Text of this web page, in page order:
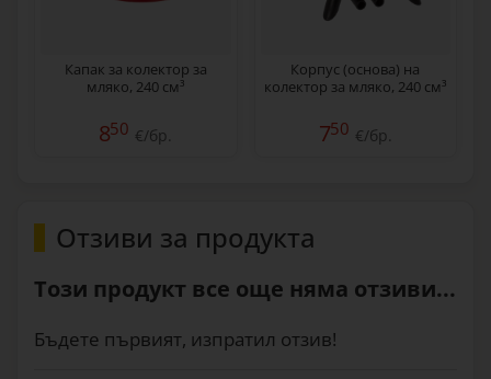
Капак за колектор за
мляко, 240 см³
850 €/бр.
Корпус (основа) на
колектор за мляко, 240 см³
750 €/бр.
Отзиви за продукта
Този продукт все още няма отзиви...
Бъдете първият, изпратил отзив!